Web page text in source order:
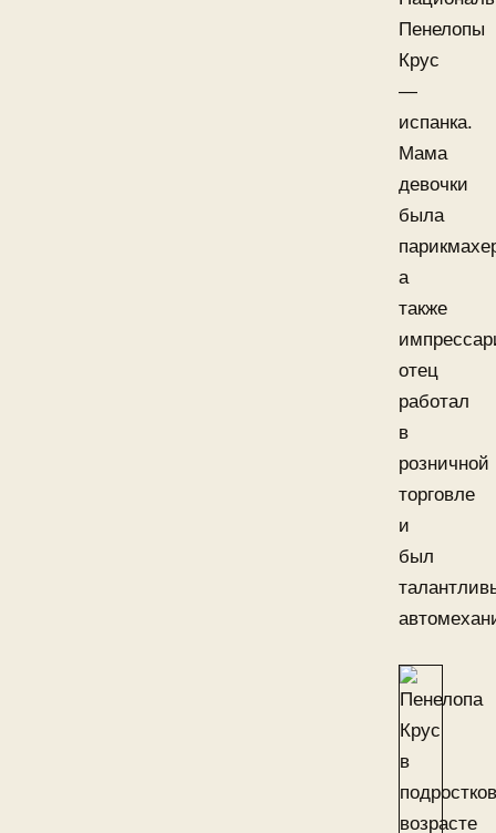
Пенелопы
Крус
—
испанка.
Мама
девочки
была
а
также
отец
работал
в
розничной
торговле
и
был